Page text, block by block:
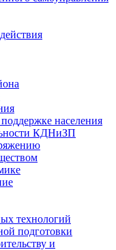
населения
КДНиЗП
технологий
подготовки
и